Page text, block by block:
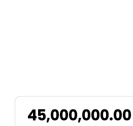
45,000,000.00